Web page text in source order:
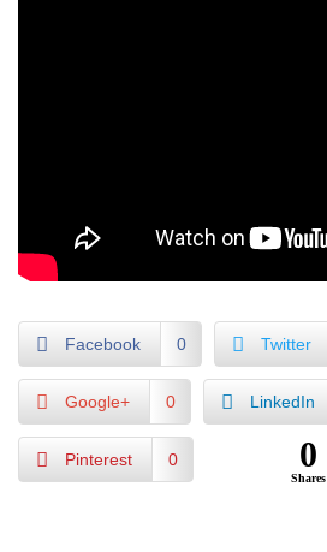
Facebook 0 Twitter
Google+ 0 LinkedIn
Pinterest 0 0
Shares